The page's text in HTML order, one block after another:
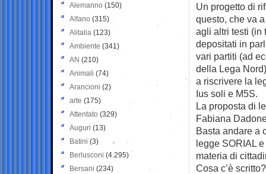
Un progetto di
questo, che va
agli altri testi (in
depositati in
vari partiti (ad
della Lega
a riscrivere la
Ius soli e M5S.
La proposta di
Fabiana
Basta andare a
legge SORIAL
materia di
Cosa c’è scritto?
Alemanno (150)
Alfano (315)
Alitalia (123)
Ambiente (341)
AN (210)
Animali (74)
Arancioni (2)
arte (175)
Attentato (329)
Auguri (13)
Batini (3)
Berlusconi (4.295)
Bersani (234)